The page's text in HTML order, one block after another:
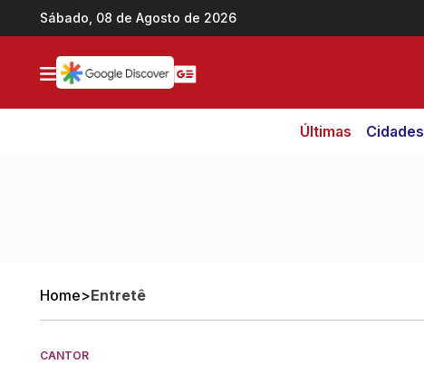
Ir direto pro conteúdo
Sábado, 08 de Agosto de 2026
Últimas Cidades
Home>Entretê
CANTOR